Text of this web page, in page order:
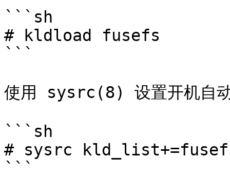
```sh
# kldload fusefs
```
使用 sysrc(8) 设置开机自动
```sh
# sysrc
```